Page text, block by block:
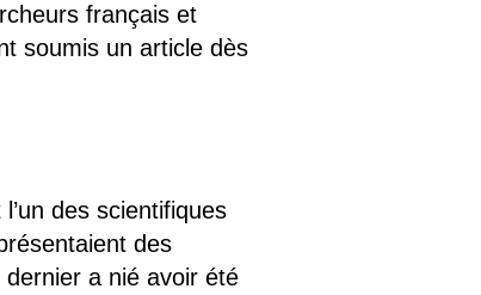
français et
soumis un article dès
des scientifiques
des
a nié avoir été